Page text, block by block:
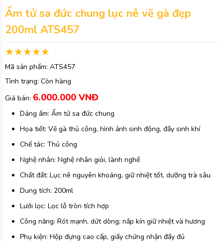
Ấm tử sa đức chung lục nê vẽ gà đẹp
200ml ATS457
Mã sản phẩm: ATS457
Tình trạng: Còn hàng
Giá bán: 6.000.000 VNĐ
Dáng ấm: Ấm tử sa đức chung
Họa tiết: Vẽ gà thủ công, hình ảnh sinh động, đầy sinh khí
Chế tác: Thủ công
Nghệ nhân: Nghệ nhân giỏi, lành nghề
Chất đất: Lục nê nguyên khoáng, giữ nhiệt tốt, dưỡng trà sâu
Dung tích: 200ml
Lưới lọc: Lọc lỗ tròn tích hợp
Công năng: Rót mạnh, dứt dòng; nắp kín giữ nhiệt và hương
Phụ kiện: Hộp đựng cao cấp, giấy chứng nhận đầy đủ